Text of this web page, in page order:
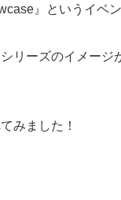
』というイベ
リーズのイメージ
みました！